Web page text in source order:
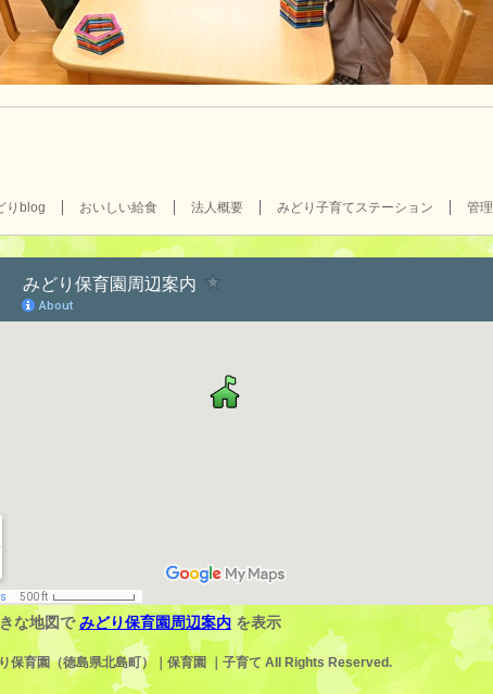
りblog おいしい給食 法人概要 みどり子育てステーション 管理
な地図で みどり保育園周辺案内 を表示
保育園（徳島県北島町）｜保育園 ｜子育て All Rights Reserved.